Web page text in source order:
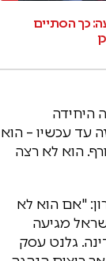
כך הסתיים
היחידה
עד עכשיו – הוא
הוא לא רצה
"אם הוא לא
מגיעה
גלנט עסק